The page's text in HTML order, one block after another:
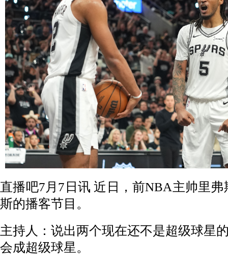
直播吧7月7日讯 近日，前NBA主帅里弗
斯的播客节目。
主持人：说出两个现在还不是超级球星
会成超级球星。